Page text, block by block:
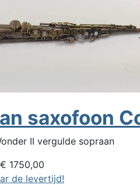
saxofoon
II vergulde sopraan
€ 1750,00
de levertijd!